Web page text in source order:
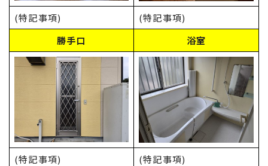
(特記事項)
(特記事項)
勝手口
浴室
(特記事項)
(特記事項)